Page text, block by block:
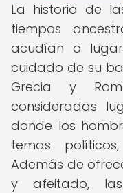
La historia de
tiempos
acudían a
cuidado de su
Grecia y
consideradas
donde los
temas
Además de
y afeitado,